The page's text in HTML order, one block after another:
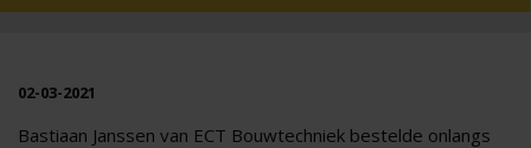
02-03-2021
Bastiaan Janssen van ECT Bouwtechniek bestelde onlangs